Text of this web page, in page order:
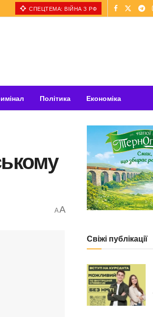
СПЕЦТЕМА: ВІЙНА З РФ
Політика Економіка
AA
Свіжі публікації